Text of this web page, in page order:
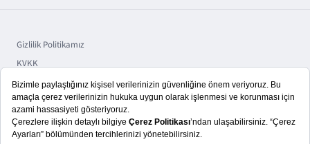
Gizlilik Politikamız
KVKK
Sorumluluk
Bilgi Toplumu Hizmetleri